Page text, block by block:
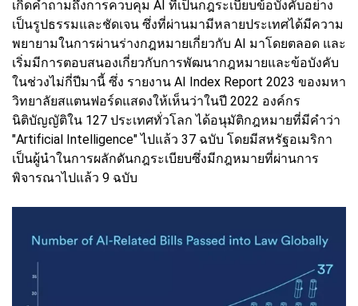
เกิดคำถามถึงการควบคุม AI ที่เป็นกฎระเบียบข้อบังคับอย่าง
เป็นรูปธรรมและชัดเจน ซึ่งที่ผ่านมามีหลายประเทศได้มีความ
พยายามในการผ่านร่างกฎหมายเกี่ยวกับ AI มาโดยตลอด และ
เริ่มมีการตอบสนองเกี่ยวกับการพัฒนากฎหมายและข้อบังคับ
ในช่วงไม่กี่ปีมานี้ ซึ่ง รายงาน AI Index Report 2023 ของมหา
วิทยาลัยสแตนฟอร์ดแสดงให้เห็นว่าในปี 2022 องค์กร
นิติบัญญัติใน 127 ประเทศทั่วโลก ได้อนุมัติกฎหมายที่มีคำว่า
"Artificial Intelligence" ไปแล้ว 37 ฉบับ โดยมีสหรัฐอเมริกา
เป็นผู้นำในการผลักดันกฎระเบียบซึ่งมีกฎหมายที่ผ่านการ
พิจารณาไปแล้ว 9 ฉบับ